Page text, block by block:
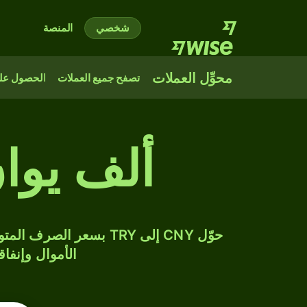
شخصي المنصة
محوِّل العملات تصفح جميع العملات الحصول
ألف
الأموال